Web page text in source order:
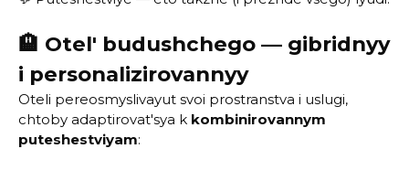
🏨 Otel' budushchego — gibridnyy
i personalizirovannyy
Oteli pereosmyslivayut svoi prostranstva i uslugi,
chtoby adaptirovat'sya k kombinirovannym
puteshestviyam: